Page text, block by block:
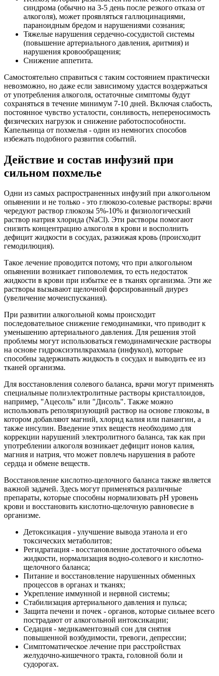
синдрома (обычно на 3-5 день после резкого отказа от
алкоголя), может проявляться галлюцинациями,
параноидным бредом и нарушениями сознания;
Тяжелые нарушения сердечно-сосудистой системы
(повышение артериального давления, аритмия) и
нарушения кровообращения;
Снижение аппетита.
Самостоятельно справиться с таким состоянием практически
невозможно, но даже если зависимому удастся воздержаться
от употребления алкоголя, остаточные симптомы будут
сохраняться в течение минимум 7-10 дней. Включая слабость,
постоянное чувство усталости, сонливость, непереносимость
физических нагрузок и снижение работоспособности.
Капельница от похмелья - один из немногих способов
избежать подобного развития событий.
Действие и состав инфузий при
сильном похмелье
Одни из самых распространенных инфузий при алкогольном
опьянении и не только - это глюкозо-солевые растворы: врачи
чередуют раствор глюкозы 5%-10% и физиологический
раствор натрия хлорида (NaCl). Эти растворы помогают
снизить концентрацию алкоголя в крови и восполнить
дефицит жидкости в сосудах, разжижая кровь (происходит
гемодилюция).
Такое лечение проводится потому, что при алкогольном
опьянении возникает гиповолемия, то есть недостаток
жидкости в крови при избытке ее в тканях организма. Эти же
растворы вызывают щелочной форсированный диурез
(увеличение мочеиспускания).
При развитии алкогольной комы происходит
последовательное снижение гемодинамики, что приводит к
уменьшению артериального давления. Для решения этой
проблемы могут использоваться гемодинамические растворы
на основе гидроксиэтилкрахмала (инфукол), которые
способны задерживать жидкость в сосудах и выводить ее из
тканей организма.
Для восстановления солевого баланса, врачи могут применять
специальные полиэлектролитные растворы кристаллоидов,
например, "Ацесоль" или "Дисоль". Также можно
использовать реполяризующий раствор на основе глюкозы, в
котором добавляют магний, хлорид калия или панангин, а
также инсулин. Введение этих веществ необходимо для
коррекции нарушений электролитного баланса, так как при
употреблении алкоголя возникает дефицит ионов калия,
магния и натрия, что может повлечь нарушения в работе
сердца и обмене веществ.
Восстановление кислотно-щелочного баланса также является
важной задачей. Здесь могут применяться различные
препараты, которые способны нормализовать pH уровень
крови и восстановить кислотно-щелочную равновесие в
организме.
Детоксикация - улучшение вывода этанола и его
токсических метаболитов;
Регидратация - восстановление достаточного объема
жидкости, нормализация водно-солевого и кислотно-
щелочного баланса;
Питание и восстановление нарушенных обменных
процессов в органах и тканях;
Укрепление иммунной и нервной системы;
Стабилизация артериального давления и пульса;
Защита печени и почек - органов, которые сильнее всего
пострадают от алкогольной интоксикации;
Седация - медикаментозный сон для снятия
повышенной возбудимости, тревоги, депрессии;
Симптоматическое лечение при расстройствах
желудочно-кишечного тракта, головной боли и
судорогах.